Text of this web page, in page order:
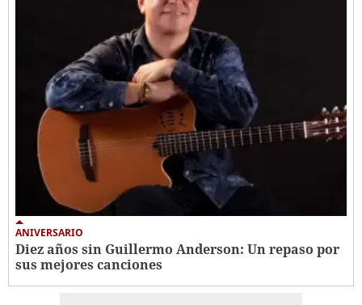
ANIVERSARIO
Diez años sin Guillermo Anderson: Un repaso por
sus mejores canciones